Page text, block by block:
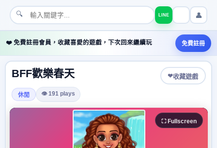
🔍 LINE 👤
❤️ 免費註冊會員，收藏喜愛的遊戲，下次回來繼續玩 免費註冊
BFF歡樂春天 ❤收藏遊戲
休閒 👁 191 plays
⛶ Fullscreen